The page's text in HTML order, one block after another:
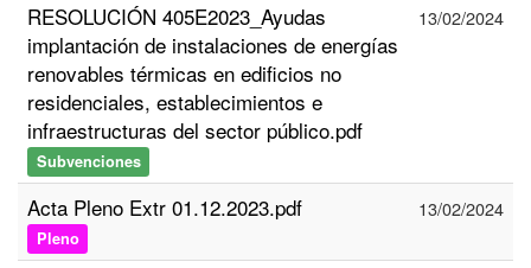
RESOLUCIÓN 405E2023_Ayudas
implantación de instalaciones de energías
renovables térmicas en edificios no
residenciales, establecimientos e
infraestructuras del sector público.pdf
Subvenciones
13/02/2024
Acta Pleno Extr 01.12.2023.pdf
Pleno
13/02/2024